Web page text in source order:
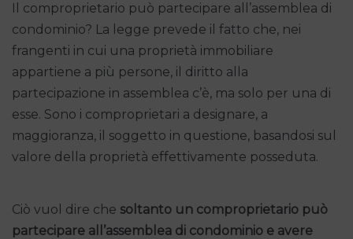
Il comproprietario può partecipare all’assemblea di
condominio? La legge prevede il fatto che, nei
frangenti in cui una proprietà immobiliare
appartiene a più persone, il diritto alla
partecipazione in assemblea c’è, ma solo per una di
esse. Sono i comproprietari a designare, a
maggioranza, il soggetto in questione, basandosi sul
valore della proprietà effettivamente posseduta.
Ciò vuol dire che soltanto un comproprietario può
partecipare all’assemblea di condominio e avere